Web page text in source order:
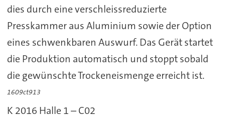
dies durch eine verschleissreduzierte
Presskammer aus Aluminium sowie der Option
eines schwenkbaren Auswurf. Das Gerät startet
die Produktion automatisch und stoppt sobald
die gewünschte Trockeneismenge erreicht ist.
1609ct913
K 2016 Halle 1 – C02